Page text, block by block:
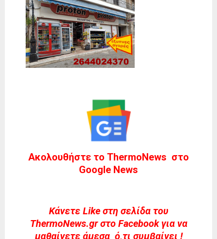
Ακολουθήστε το ThermoNews στο
Google News
Kάνετε Like στη σελίδα του
ThermoNews.gr στο Facebook για να
μαθαίνετε άμεσα ό,τι συμβαίνει !